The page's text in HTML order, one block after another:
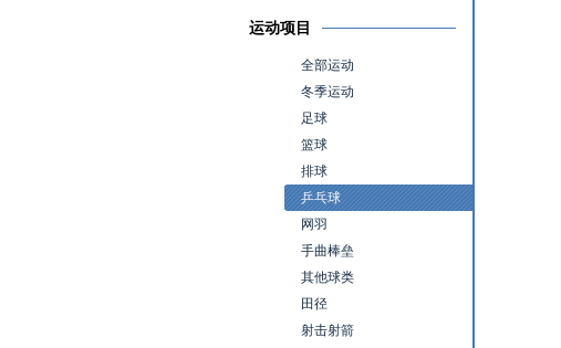
运动项目
全部运动
冬季运动
足球
篮球
排球
乒乓球
网羽
手曲棒垒
其他球类
田径
射击射箭